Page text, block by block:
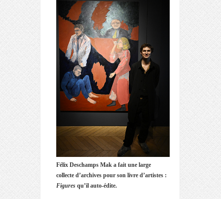
Félix Deschamps Mak a fait une large
collecte d’archives pour son livre d’artistes :
Figures qu’il auto-édite.